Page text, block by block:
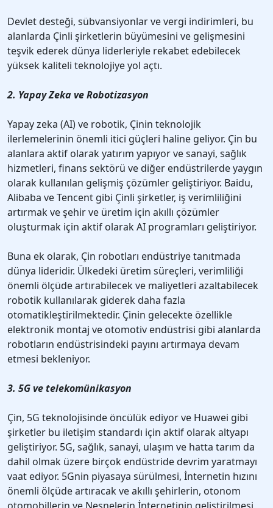
Devlet desteği, sübvansiyonlar ve vergi indirimleri, bu
alanlarda Çinli şirketlerin büyümesini ve gelişmesini
teşvik ederek dünya liderleriyle rekabet edebilecek
yüksek kaliteli teknolojiye yol açtı.
2. Yapay Zeka ve Robotizasyon
Yapay zeka (AI) ve robotik, Çinin teknolojik
ilerlemelerinin önemli itici güçleri haline geliyor. Çin bu
alanlara aktif olarak yatırım yapıyor ve sanayi, sağlık
hizmetleri, finans sektörü ve diğer endüstrilerde yaygın
olarak kullanılan gelişmiş çözümler geliştiriyor. Baidu,
Alibaba ve Tencent gibi Çinli şirketler, iş verimliliğini
artırmak ve şehir ve üretim için akıllı çözümler
oluşturmak için aktif olarak AI programları geliştiriyor.
Buna ek olarak, Çin robotları endüstriye tanıtmada
dünya lideridir. Ülkedeki üretim süreçleri, verimliliği
önemli ölçüde artırabilecek ve maliyetleri azaltabilecek
robotik kullanılarak giderek daha fazla
otomatikleştirilmektedir. Çinin gelecekte özellikle
elektronik montaj ve otomotiv endüstrisi gibi alanlarda
robotların endüstrisindeki payını artırmaya devam
etmesi bekleniyor.
3. 5G ve telekomünikasyon
Çin, 5G teknolojisinde öncülük ediyor ve Huawei gibi
şirketler bu iletişim standardı için aktif olarak altyapı
geliştiriyor. 5G, sağlık, sanayi, ulaşım ve hatta tarım da
dahil olmak üzere birçok endüstride devrim yaratmayı
vaat ediyor. 5Gnin piyasaya sürülmesi, İnternetin hızını
önemli ölçüde artıracak ve akıllı şehirlerin, otonom